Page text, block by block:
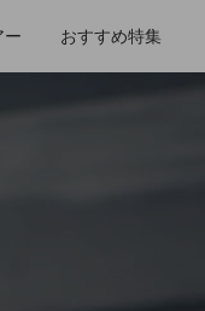
ー おすすめ特集